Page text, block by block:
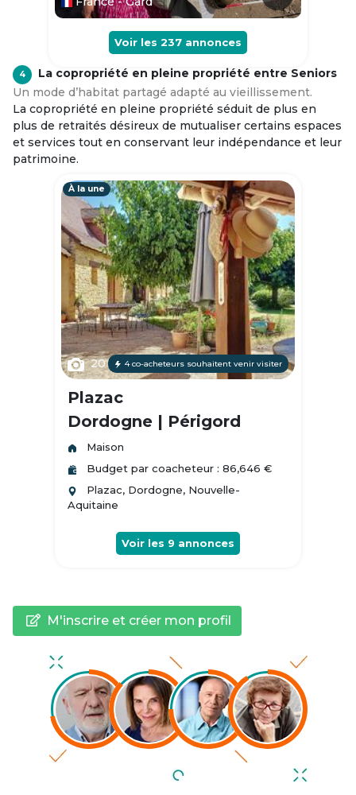
Voir les 237 annonces
4
La copropriété en pleine propriété entre Seniors
Un mode d’habitat partagé adapté au vieillissement.
La copropriété en pleine propriété séduit de plus en
plus de retraités désireux de mutualiser certains espaces
et services tout en conservant leur indépendance et leur
patrimoine.
À la une
20 4 co-acheteurs souhaitent venir visiter
Plazac
Dordogne | Périgord
Maison
Budget par coacheteur : 86,646 €
Plazac, Dordogne, Nouvelle-
Aquitaine
Voir les 9 annonces
M'inscrire et créer mon profil